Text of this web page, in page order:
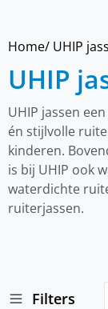
Home/ UHIP
UHIP
UHIP jassen
én stijlvolle
kinderen.
is bij UHIP ook
waterdichte
ruiterjassen.
Filters